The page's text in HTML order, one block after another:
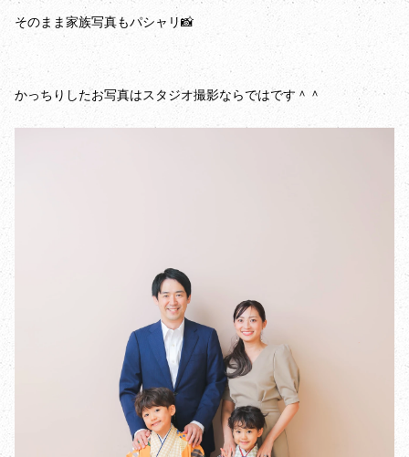
そのまま家族写真もパシャリ📸
かっちりしたお写真はスタジオ撮影ならではです＾＾